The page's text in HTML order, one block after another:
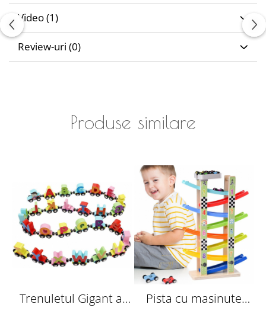
Video(1)
Review-uri (0)
Produse similare
Trenuletul Gigant al
Pista cu masinute